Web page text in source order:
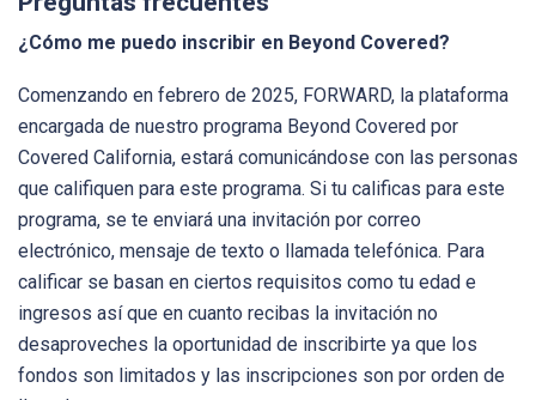
¿Cómo me puedo inscribir en Beyond Covered?
Comenzando en febrero de 2025, FORWARD, la plataforma
encargada de nuestro programa Beyond Covered por
Covered California, estará comunicándose con las personas
que califiquen para este programa. Si tu calificas para este
programa, se te enviará una invitación por correo
electrónico, mensaje de texto o llamada telefónica. Para
calificar se basan en ciertos requisitos como tu edad e
ingresos así que en cuanto recibas la invitación no
desaproveches la oportunidad de inscribirte ya que los
fondos son limitados y las inscripciones son por orden de